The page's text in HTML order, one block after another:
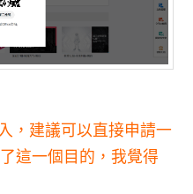
，建議可以直接申請一
這一個目的，我覺得